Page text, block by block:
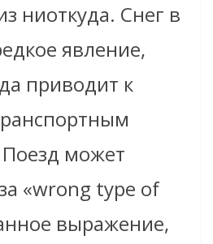
ниоткуда. Снег в
явление,
приводит к
может
«wrong type of
выражение,